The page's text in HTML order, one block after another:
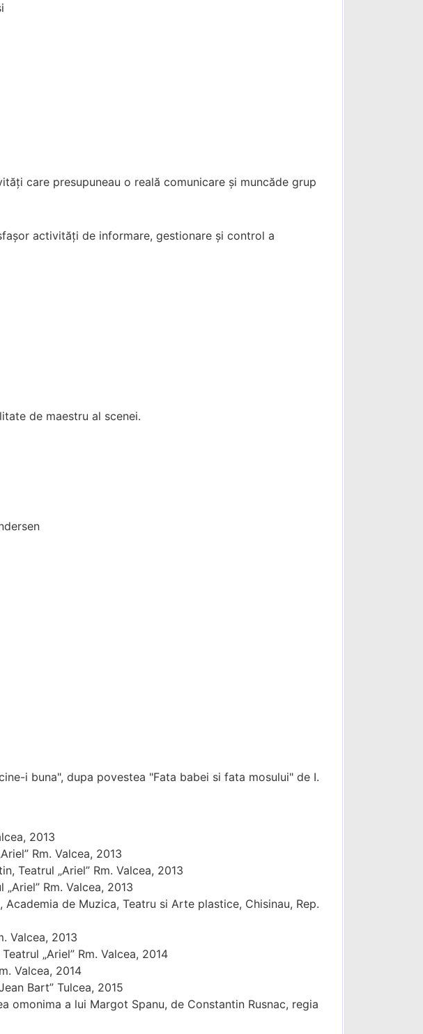
care presupuneau o reală comunicare și muncăde grup
activități de informare, gestionare și control a
de maestru al scenei.
i buna", dupa povestea "Fata babei si fata mosului" de I.
2013
Rm. Valcea, 2013
Teatrul „Ariel” Rm. Valcea, 2013
Rm. Valcea, 2013
Academia de Muzica, Teatru si Arte plastice, Chisinau, Rep.
Valcea, 2013
„Ariel” Rm. Valcea, 2014
Valcea, 2014
Bart” Tulcea, 2015
omonima a lui Margot Spanu, de Constantin Rusnac, regia